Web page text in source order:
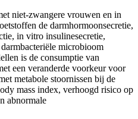
niet-zwangere vrouwen en in
de darmhormoonsecretie,
in vitro insulinesecretie,
microbioom
is de consumptie van
een veranderde voorkeur voor
metabole stoornissen bij de
mass index, verhoogd risico op
abnormale